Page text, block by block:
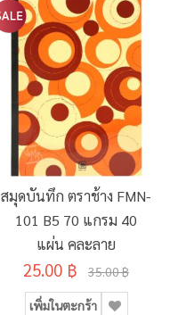
สมุดบันทึก ตราช้าง FMN-
101 B5 70 แกรม 40
แผ่น คละลาย
25.00 ฿ 35.00 ฿
เพิ่มในตะกร้า